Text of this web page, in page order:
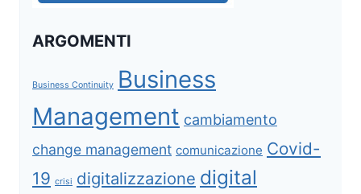
ARGOMENTI
Business Continuity Business
Management cambiamento
change management comunicazione Covid-
19 crisi digitalizzazione digital